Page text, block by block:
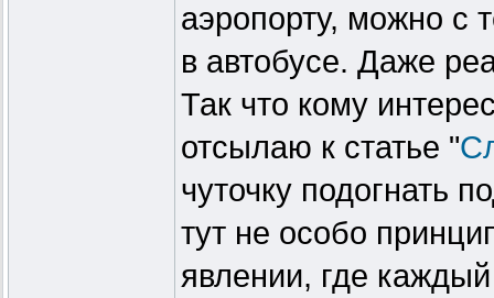
аэропорту, можно с
в автобусе. Даже
Так что кому
отсылаю к статье "
чуточку подогнать
тут не особо
явлении, где